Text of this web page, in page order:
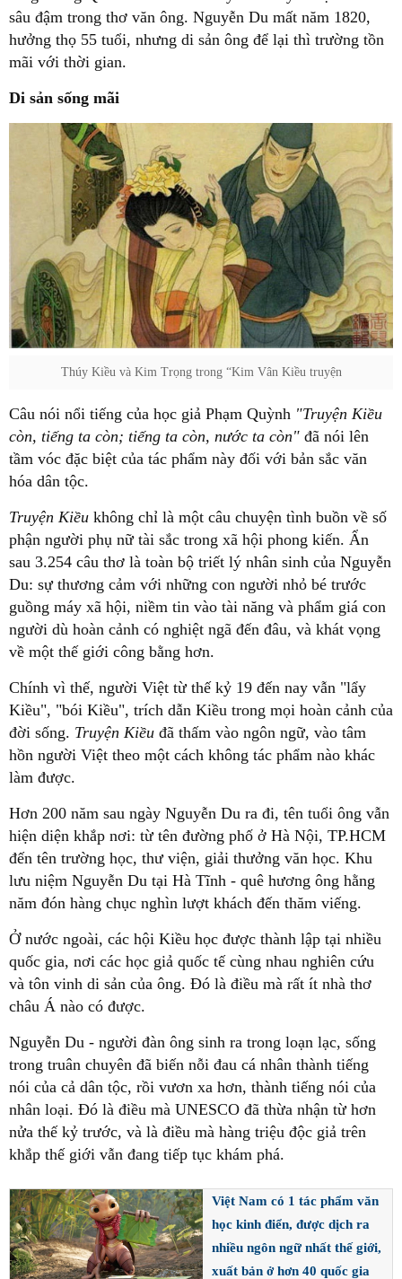
sâu đậm trong thơ văn ông. Nguyễn Du mất năm 1820,
hưởng thọ 55 tuổi, nhưng di sản ông để lại thì trường tồn
mãi với thời gian.
Di sản sống mãi
Thúy Kiều và Kim Trọng trong “Kim Vân Kiều truyện
Câu nói nổi tiếng của học giả Phạm Quỳnh "Truyện Kiều
còn, tiếng ta còn; tiếng ta còn, nước ta còn" đã nói lên
tầm vóc đặc biệt của tác phẩm này đối với bản sắc văn
hóa dân tộc.
Truyện Kiều không chỉ là một câu chuyện tình buồn về số
phận người phụ nữ tài sắc trong xã hội phong kiến. Ẩn
sau 3.254 câu thơ là toàn bộ triết lý nhân sinh của Nguyễn
Du: sự thương cảm với những con người nhỏ bé trước
guồng máy xã hội, niềm tin vào tài năng và phẩm giá con
người dù hoàn cảnh có nghiệt ngã đến đâu, và khát vọng
về một thế giới công bằng hơn.
Chính vì thế, người Việt từ thế kỷ 19 đến nay vẫn "lẩy
Kiều", "bói Kiều", trích dẫn Kiều trong mọi hoàn cảnh của
đời sống. Truyện Kiều đã thấm vào ngôn ngữ, vào tâm
hồn người Việt theo một cách không tác phẩm nào khác
làm được.
Hơn 200 năm sau ngày Nguyễn Du ra đi, tên tuổi ông vẫn
hiện diện khắp nơi: từ tên đường phố ở Hà Nội, TP.HCM
đến tên trường học, thư viện, giải thưởng văn học. Khu
lưu niệm Nguyễn Du tại Hà Tĩnh - quê hương ông hằng
năm đón hàng chục nghìn lượt khách đến thăm viếng.
Ở nước ngoài, các hội Kiều học được thành lập tại nhiều
quốc gia, nơi các học giả quốc tế cùng nhau nghiên cứu
và tôn vinh di sản của ông. Đó là điều mà rất ít nhà thơ
châu Á nào có được.
Nguyễn Du - người đàn ông sinh ra trong loạn lạc, sống
trong truân chuyên đã biến nỗi đau cá nhân thành tiếng
nói của cả dân tộc, rồi vươn xa hơn, thành tiếng nói của
nhân loại. Đó là điều mà UNESCO đã thừa nhận từ hơn
nửa thế kỷ trước, và là điều mà hàng triệu độc giả trên
khắp thế giới vẫn đang tiếp tục khám phá.
Việt Nam có 1 tác phẩm văn
học kinh điển, được dịch ra
nhiều ngôn ngữ nhất thế giới,
xuất bản ở hơn 40 quốc gia